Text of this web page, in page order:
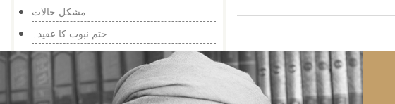
مشکل حالات
ختم نبوت کا عقیدہ
بڑھاپا رمائنڈر کا زمانہ
غیر متحقق بات کا چرچا
اپنے خلاف